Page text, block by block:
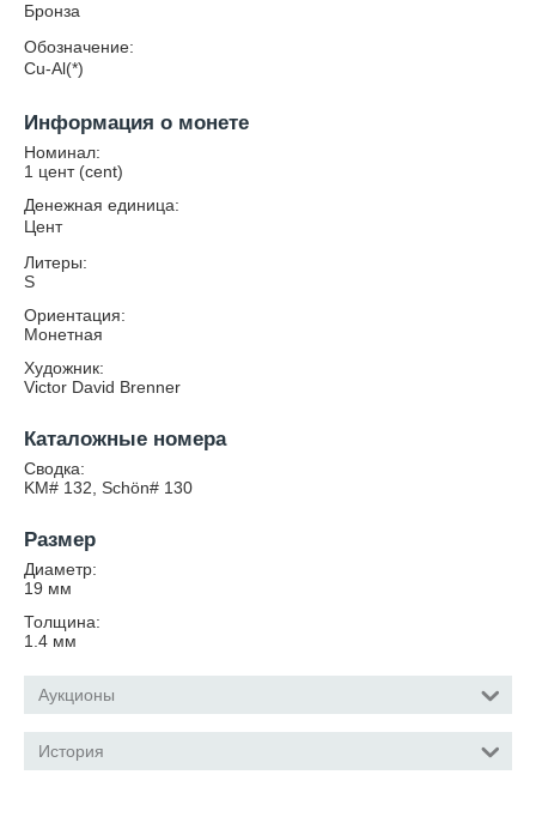
Бронза
Обозначение:
Cu-Al(*)
Информация о монете
Номинал:
1 цент (cent)
Денежная единица:
Цент
Литеры:
S
Ориентация:
Монетная
Художник:
Victor David Brenner
Каталожные номера
Сводка:
KM# 132, Schön# 130
Размер
Диаметр:
19 мм
Толщина:
1.4 мм
Аукционы
История